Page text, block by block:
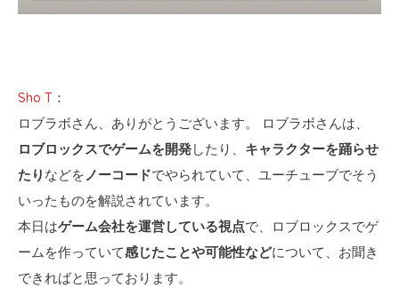
Sho T ：
ロブラボさん、ありがとうございます。 ロブラボさんは、
ロブロックスでゲームを開発したり、 キャラクターを踊らせ
たり などをノーコードでやられていて、ユーチューブでそう
いったものを解説されています。
本日はゲーム会社を運営している視点で、ロブロックスでゲ
ームを作っていて感じたことや可能性などについて、お聞き
できればと思っております。